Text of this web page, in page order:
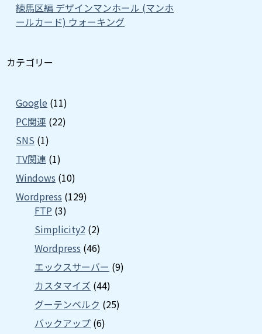
練馬区編 デザインマンホール (マンホ
ールカード) ウォーキング
カテゴリー
Google (11)
PC関連 (22)
SNS (1)
TV関連 (1)
Windows (10)
Wordpress (129)
FTP (3)
Simplicity2 (2)
Wordpress (46)
エックスサーバー (9)
カスタマイズ (44)
グーテンベルク (25)
バックアップ (6)